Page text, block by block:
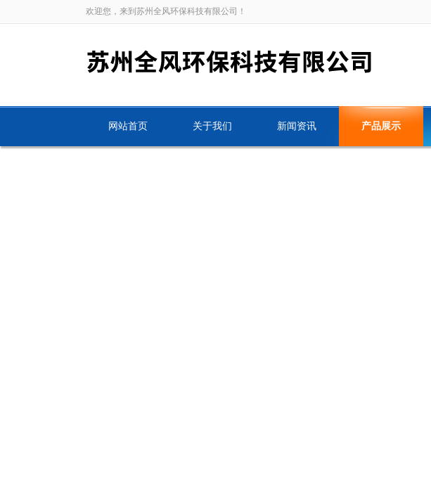
欢迎您，来到苏州全风环保科技有限公司！
网站首页 关于我们 新闻资讯 产品展示